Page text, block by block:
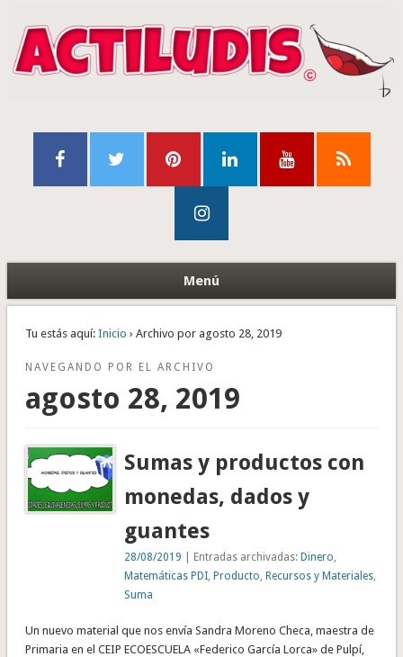
Menú
Tu estás aquí: Inicio › Archivo por agosto 28, 2019
NAVEGANDO POR EL ARCHIVO
agosto 28, 2019
Sumas y productos con
monedas, dados y
guantes
28/08/2019 | Entradas archivadas:Dinero
Matemáticas PDI ,Producto ,Recursos y Materiales
Suma
Un nuevo material que nos envía Sandra Moreno Checa, maestra de
Primaria en el CEIP ECOESCUELA «Federico García Lorca» de Pulpí,